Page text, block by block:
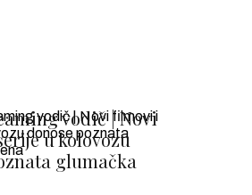
vodič | Novi
u kolovozu
glumačka